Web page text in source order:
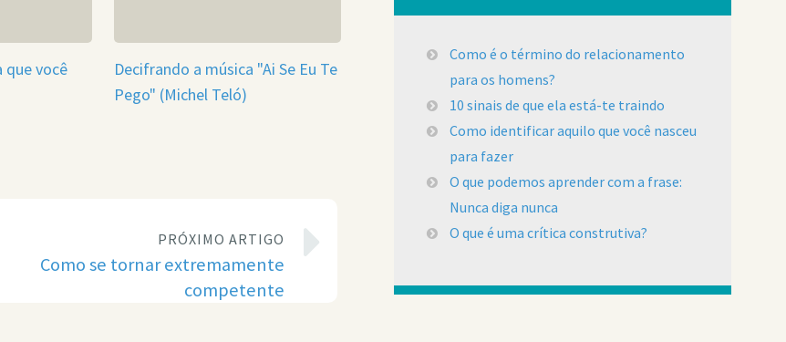
que você
Decifrando a música "Ai Se Eu Te
Pego" (Michel Teló)
PRÓXIMO ARTIGO
Como se tornar extremamente
competente
Como é o término do relacionamento
para os homens?
10 sinais de que ela está-te traindo
Como identificar aquilo que você nasceu
para fazer
O que podemos aprender com a frase:
Nunca diga nunca
O que é uma crítica construtiva?